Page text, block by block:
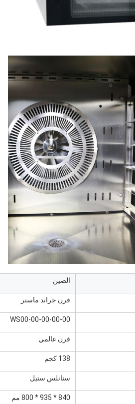
الصين
فرن جراند ماستر
WS00-00-00-00-00
فرن عالمي
138 كجم
ستانلس ستيل
840 * 935 * 800 مم